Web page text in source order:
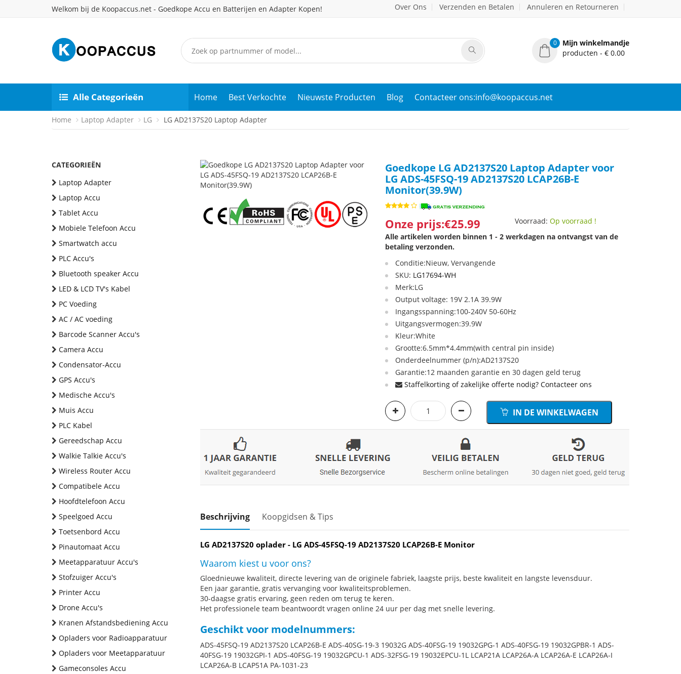
Welkom bij de Koopaccus.net - Goedkope Accu en Batterijen en Adapter Kopen! Over Ons Verzenden en Betalen Annuleren en Retourneren
0
Mijn winkelmandje
producten - € 0.00
Alle Categorieën Home Best Verkochte Nieuwste Producten Blog Contacteer ons:info@koopaccus.net
Home Laptop Adapter LG LG AD2137S20 Laptop Adapter
CATEGORIEËN
Laptop Adapter
Laptop Accu
Tablet Accu
Mobiele Telefoon Accu
Smartwatch accu
PLC Accu's
Bluetooth speaker Accu
LED & LCD TV's Kabel
PC Voeding
AC / AC voeding
Barcode Scanner Accu's
Camera Accu
Condensator-Accu
GPS Accu's
Medische Accu's
Muis Accu
PLC Kabel
Gereedschap Accu
Walkie Talkie Accu's
Wireless Router Accu
Compatibele Accu
Hoofdtelefoon Accu
Speelgoed Accu
Toetsenbord Accu
Pinautomaat Accu
Meetapparatuur Accu's
Stofzuiger Accu's
Printer Accu
Drone Accu's
Kranen Afstandsbediening Accu
Opladers voor Radioapparatuur
Opladers voor Meetapparatuur
Gameconsoles Accu
Goedkope LG AD2137S20 Laptop Adapter voor
LG ADS-45FSQ-19 AD2137S20 LCAP26B-E
Monitor(39.9W)
Onze prijs:€25.99 Voorraad:Op voorraad !
Alle artikelen worden binnen 1 - 2 werkdagen na ontvangst van de
betaling verzonden.
Conditie:Nieuw, Vervangende
SKU: LG17694-WH
Merk:LG
Output voltage: 19V 2.1A 39.9W
Ingangsspanning:100-240V 50-60Hz
Uitgangsvermogen:39.9W
Kleur:White
Grootte:6.5mm*4.4mm(with central pin inside)
Onderdeelnummer (p/n):AD2137S20
Garantie:12 maanden garantie en 30 dagen geld terug
Staffelkorting of zakelijke offerte nodig? Contacteer ons
IN DE WINKELWAGEN
Beschrijving Koopgidsen & Tips
LG AD2137S20 oplader - LG ADS-45FSQ-19 AD2137S20 LCAP26B-E Monitor
Waarom kiest u voor ons?
Gloednieuwe kwaliteit, directe levering van de originele fabriek, laagste prijs, beste kwaliteit en langste levensduur.
Een jaar garantie, gratis vervanging voor kwaliteitsproblemen.
30-daagse gratis ervaring, geen reden om terug te keren.
Het professionele team beantwoordt vragen online 24 uur per dag met snelle levering.
Geschikt voor modelnummers:
ADS-45FSQ-19 AD2137S20 LCAP26B-E ADS-40SG-19-3 19032G ADS-40FSG-19 19032GPG-1 ADS-40FSG-19 19032GPBR-1 ADS-
40FSG-19 19032GPI-1 ADS-40FSG-19 19032GPCU-1 ADS-32FSG-19 19032EPCU-1L LCAP21A LCAP26A-A LCAP26A-E LCAP26A-I
LCAP26A-B LCAP51A PA-1031-23